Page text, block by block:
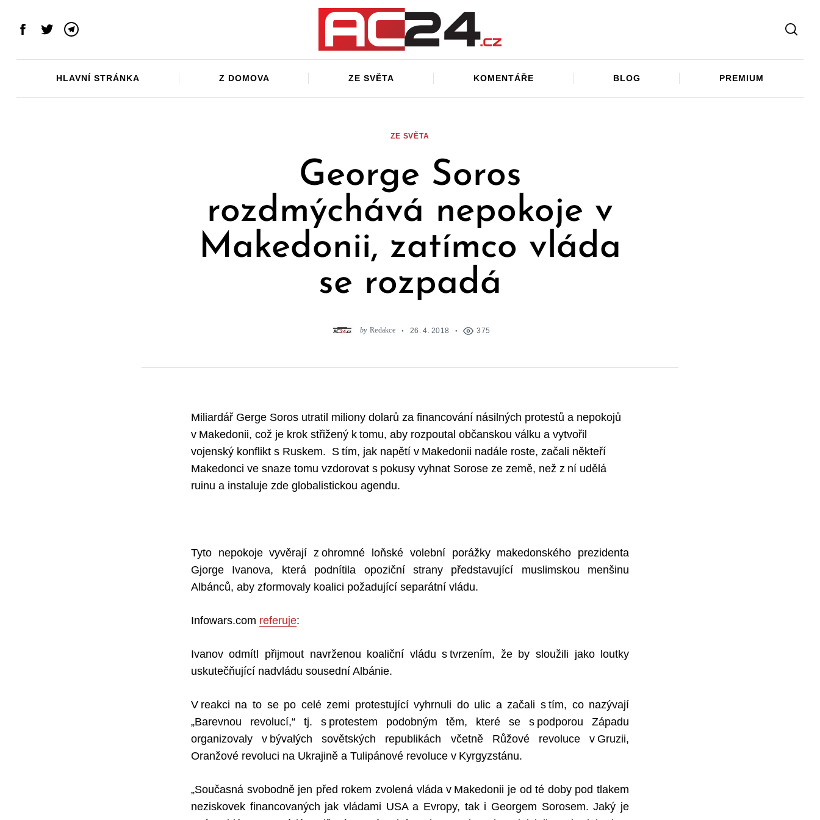
Facebook
TwitterTelegram
HLAVNÍ STRÁNKA Z DOMOVA ZE SVĚTA KOMENTÁŘE BLOG PREMIUM
ZE SVĚTA
George Soros
rozdmýchává nepokoje v
Makedonii, zatímco vláda
se rozpadá
by Redakce 26. 4. 2018 375
Miliardář Gerge Soros utratil miliony dolarů za financování násilných protestů a nepokojů
v Makedonii, což je krok střižený k tomu, aby rozpoutal občanskou válku a vytvořil
vojenský konflikt s Ruskem. S tím, jak napětí v Makedonii nadále roste, začali někteří
Makedonci ve snaze tomu vzdorovat s pokusy vyhnat Sorose ze země, než z ní udělá
ruinu a instaluje zde globalistickou agendu.
Tyto nepokoje vyvěrají z ohromné loňské volební porážky makedonského prezidenta
Gjorge Ivanova, která podnítila opoziční strany představující muslimskou menšinu
Albánců, aby zformovaly koalici požadující separátní vládu.
Infowars.com referuje:
Ivanov odmítl přijmout navrženou koaliční vládu s tvrzením, že by sloužili jako loutky
uskutečňující nadvládu sousední Albánie.
V reakci na to se po celé zemi protestující vyhrnuli do ulic a začali s tím, co nazývají
„Barevnou revolucí,“ tj. s protestem podobným těm, které se s podporou Západu
organizovaly v bývalých sovětských republikách včetně Růžové revoluce v Gruzii,
Oranžové revoluci na Ukrajině a Tulipánové revoluce v Kyrgyzstánu.
„Současná svobodně jen před rokem zvolená vláda v Makedonii je od té doby pod tlakem
neziskovek financovaných jak vládami USA a Evropy, tak i Georgem Sorosem. Jaký je